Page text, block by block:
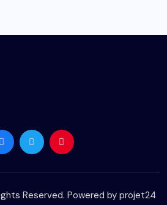
Reserved. Powered by projet24